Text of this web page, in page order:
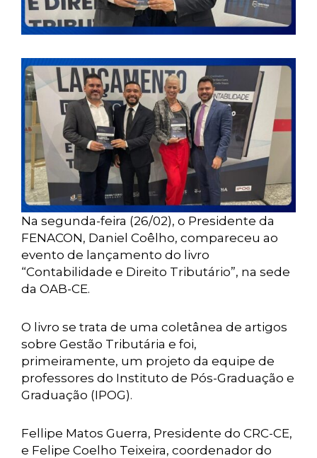
Na segunda-feira (26/02), o Presidente da
FENACON, Daniel Coêlho, compareceu ao
evento de lançamento do livro
“Contabilidade e Direito Tributário”, na sede
da OAB-CE.
O livro se trata de uma coletânea de artigos
sobre Gestão Tributária e foi,
primeiramente, um projeto da equipe de
professores do Instituto de Pós-Graduação e
Graduação (IPOG).
Fellipe Matos Guerra, Presidente do CRC-CE,
e Felipe Coelho Teixeira, coordenador do